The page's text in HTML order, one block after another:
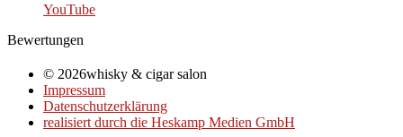
YouTube
Bewertungen
© 2026whisky & cigar salon
Impressum
Datenschutzerklärung
realisiert durch die Heskamp Medien GmbH